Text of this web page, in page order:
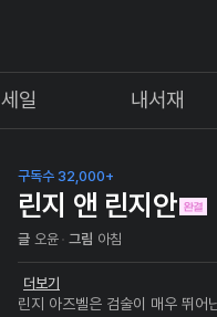
세일 내서재
구독수 32,000+
린지 앤 린지안
글 오윤 그림 아침
더보기
린지 아즈벨은 검술이 매우 뛰어